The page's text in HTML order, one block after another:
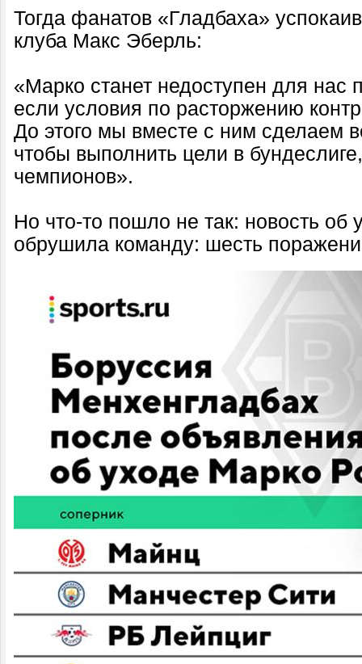
Тогда фанатов «Гладбаха»
клуба Макс Эберль:
«Марко станет недоступен для нас
если условия по расторжению
До этого мы вместе с ним сделаем
чтобы выполнить цели в
чемпионов».
Но что-то пошло не так: новость об
обрушила команду: шесть